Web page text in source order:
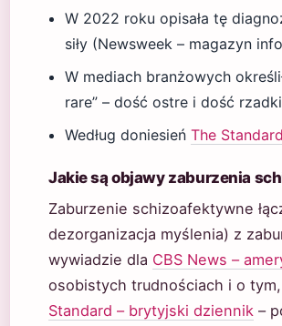
W 2022 roku opisała tę
siły (Newsweek – magazyn
W mediach branżowych
rare” – dość ostre i dość
Według doniesieńThe
Jakie są objawy zaburzenia
Zaburzenie schizoafektywne
dezorganizacja myślenia) z
wywiadzie dla CBS News –
osobistych trudnościach i o
Standard – brytyjski dziennik –